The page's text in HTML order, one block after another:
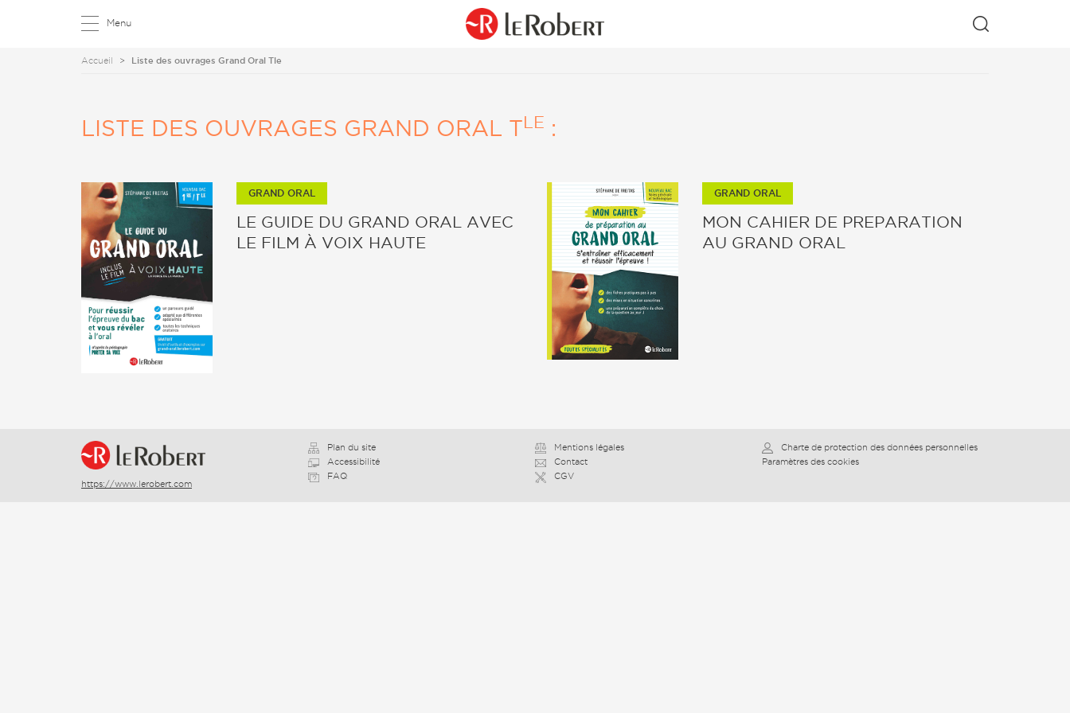
Menu
Accueil Liste des ouvrages Grand Oral Tle
LISTE DES OUVRAGES GRAND ORAL TLE :
GRAND ORAL
LE GUIDE DU GRAND ORAL AVEC
LE FILM À VOIX HAUTE
GRAND ORAL
MON CAHIER DE PREPARATION
AU GRAND ORAL
https://www.lerobert.com
Plan du site
Accessibilité
FAQ
Mentions légales
Contact
CGV
Charte de protection des données personnelles
Paramètres des cookies